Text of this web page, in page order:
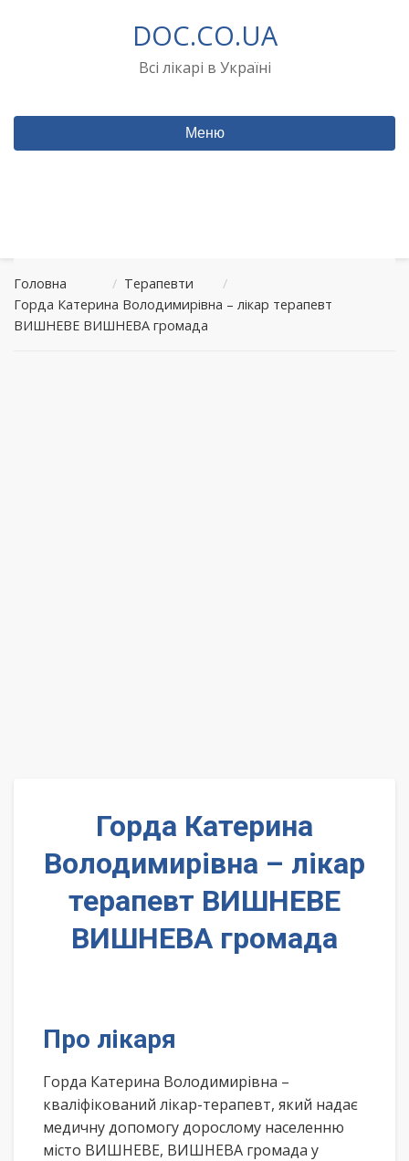
DOC.CO.UA
Всі лікарі в Україні
Меню
Головна / Терапевти
/
Горда Катерина Володимирівна – лікар терапевт
ВИШНЕВЕ ВИШНЕВА громада
Горда Катерина
Володимирівна – лікар
терапевт ВИШНЕВЕ
ВИШНЕВА громада
Про лікаря
Горда Катерина Володимирівна –
кваліфікований лікар-терапевт, який надає
медичну допомогу дорослому населенню
місто ВИШНЕВЕ, ВИШНЕВА громада у